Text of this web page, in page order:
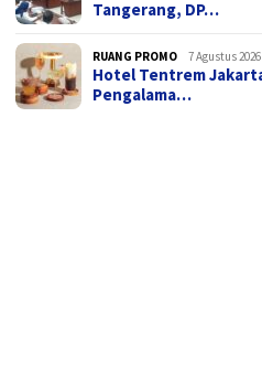
Tangerang, DP…
RUANG PROMO 7 Agustus 2026
Hotel Tentrem
Pengalama…